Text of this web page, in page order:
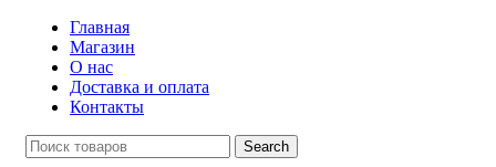
Главная
Магазин
О нас
Доставка и оплата
Контакты
Search